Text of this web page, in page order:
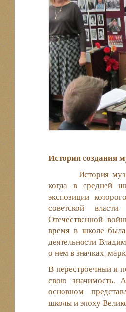
История создания
История
когда в средней
экспозиции
советской
Отечественной
время в школе
деятельности
о нем в значках,
В перестроечный и
свою значимость.
основном
школы и эпоху